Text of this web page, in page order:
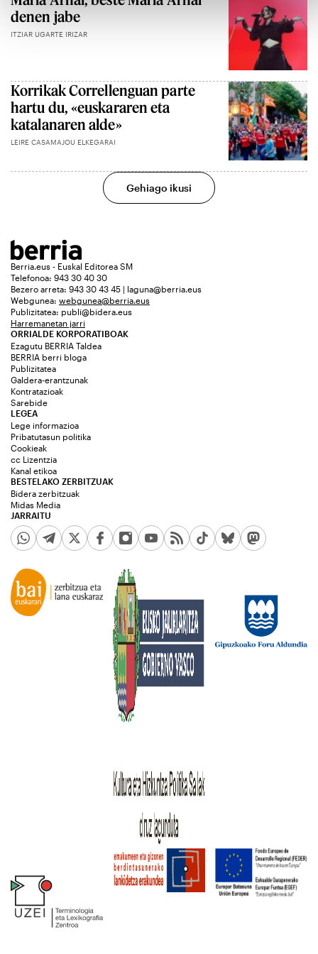
denen jabe
ITZIAR UGARTE IRIZAR
Korrikak Correllenguan parte
hartu du, «euskararen eta
katalanaren alde»
LEIRE CASAMAJOU ELKEGARAI
Gehiago ikusi
Berria.eus - Euskal Editorea SM
Telefonoa: 943 30 40 30
Bezero arreta: 943 30 43 45 | laguna@berria.eus
Webgunea: webgunea@berria.eus
Publizitatea: publi@bidera.eus
Harremanetan jarri
ORRIALDE KORPORATIBOAK
Ezagutu BERRIA Taldea
BERRIA berri bloga
Publizitatea
Galdera-erantzunak
Kontratazioak
Sarebide
JARRAITU
LEGEA
Lege informazioa
Pribatutasun politika
Cookieak
cc Lizentzia
Kanal etikoa
BESTELAKO ZERBITZUAK
Bidera zerbitzuak
Midas Media